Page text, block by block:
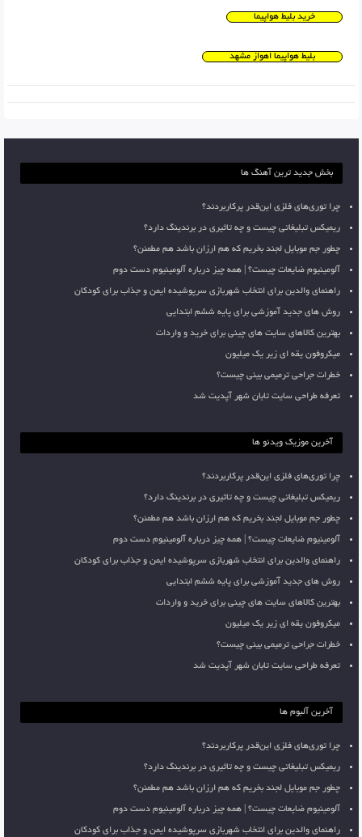
خرید بلیط هواپیما
بلیط هواپیما اهواز مشهد
بخش جدید ترین آهنگ ها
چرا توری‌های فلزی این‌قدر پرکاربردند؟
ریمیکس تبلیغاتی چیست و چه تاثیری در برندینگ دارد؟
چطور جم موبایل لجند بخریم که هم ارزان باشد هم مطمئن؟
آلومینیوم ضایعات چیست؟ | همه چیز درباره آلومینیوم دست دوم
راهنمای والدین برای انتخاب شهربازی سرپوشیده ایمن و جذاب برای کودکان
روش های جدید آموزشی برای پایه ششم ابتدایی
بهترین کالاهای سایت های چینی برای خرید و واردات
میکروفون یقه ای زیر یک میلیون
خطرات جراحی ترمیمی بینی چیست؟
تعرفه طراحی سایت تابان شهر آپدیت شد
آخرین موزیک ویدئو ها
چرا توری‌های فلزی این‌قدر پرکاربردند؟
ریمیکس تبلیغاتی چیست و چه تاثیری در برندینگ دارد؟
چطور جم موبایل لجند بخریم که هم ارزان باشد هم مطمئن؟
آلومینیوم ضایعات چیست؟ | همه چیز درباره آلومینیوم دست دوم
راهنمای والدین برای انتخاب شهربازی سرپوشیده ایمن و جذاب برای کودکان
روش های جدید آموزشی برای پایه ششم ابتدایی
بهترین کالاهای سایت های چینی برای خرید و واردات
میکروفون یقه ای زیر یک میلیون
خطرات جراحی ترمیمی بینی چیست؟
تعرفه طراحی سایت تابان شهر آپدیت شد
آخرین آلبوم ها
چرا توری‌های فلزی این‌قدر پرکاربردند؟
ریمیکس تبلیغاتی چیست و چه تاثیری در برندینگ دارد؟
چطور جم موبایل لجند بخریم که هم ارزان باشد هم مطمئن؟
آلومینیوم ضایعات چیست؟ | همه چیز درباره آلومینیوم دست دوم
راهنمای والدین برای انتخاب شهربازی سرپوشیده ایمن و جذاب برای کودکان